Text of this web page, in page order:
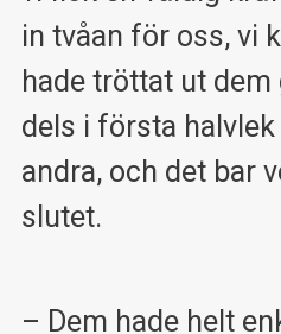
in tvåan för oss, vi
hade tröttat ut
dels i första
andra, och det bar
slutet.
– Dem hade helt